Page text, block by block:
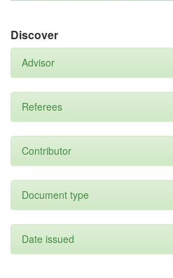
Discover
Advisor
Referees
Contributor
Document type
Date issued